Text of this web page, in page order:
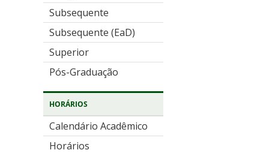
Subsequente
Subsequente (EaD)
Superior
Pós-Graduação
HORÁRIOS
Calendário Acadêmico
Horários